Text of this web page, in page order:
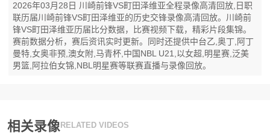
2026年03月28日 川崎前锋VS町田泽维亚全程录像高清回放,日职
联历届川崎前锋VS町田泽维亚的历史交锋录像高清回放。川崎前
锋VS町田泽维亚历届比分数据，比赛视频下载，精彩片段集锦。
赛前数据分析，赛后资讯实时更新。同时还提供中台乙,奥丁,阿丁
曼特,女奥非预,澳女附,马青杯,中国NBL U21,以女超,明星赛,泛美
男篮,阿拉伯女锦,NBL明星赛等联赛直播与录像回放。
相关录像 RELATED VIDEOS